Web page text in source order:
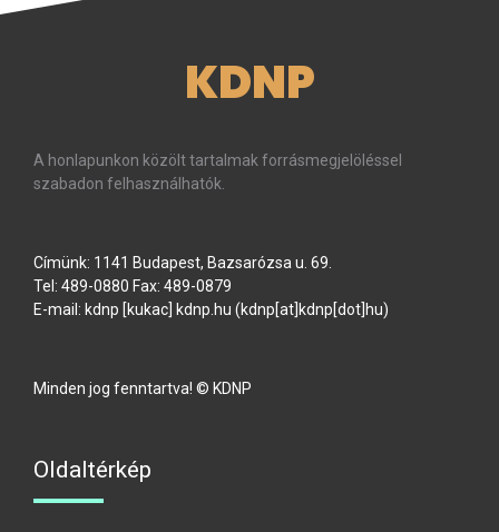
KDNP
A honlapunkon közölt tartalmak forrásmegjelöléssel
szabadon felhasználhatók.
Címünk: 1141 Budapest, Bazsarózsa u. 69.
Tel: 489-0880 Fax: 489-0879
E-mail: kdnp [kukac] kdnp.hu (kdnp[at]kdnp[dot]hu)
Minden jog fenntartva! © KDNP
Oldaltérkép